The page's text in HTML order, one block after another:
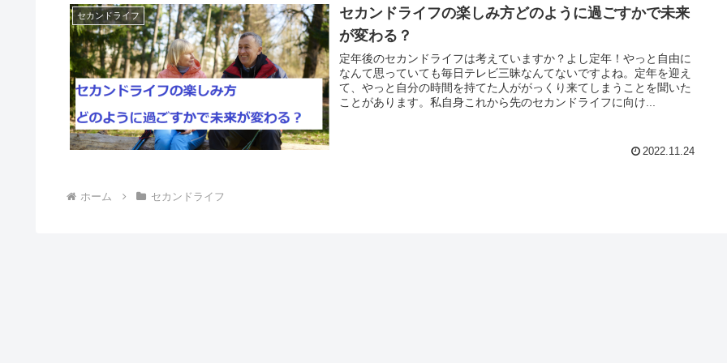
セカンドライフ
セカンドライフの楽しみ方どのように過ごすかで未来
が変わる？
定年後のセカンドライフは考えていますか？よし定年！やっと自由に
なんて思っていても毎日テレビ三昧なんてないですよね。定年を迎え
て、やっと自分の時間を持てた人ががっくり来てしまうことを聞いた
ことがあります。私自身これから先のセカンドライフに向け...
2022.11.24
ホーム セカンドライフ